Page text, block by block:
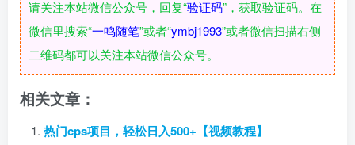
请关注本站微信公众号，回复“验证码”，获取验证码。在
微信里搜索“一鸣随笔”或者“ymbj1993”或者微信扫描右侧
二维码都可以关注本站微信公众号。
相关文章：
热门cps项目，轻松日入500+【视频教程】